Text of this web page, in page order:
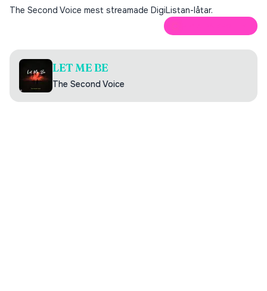
The Second Voice mest streamade DigiListan-låtar.
LET ME BE
The Second Voice